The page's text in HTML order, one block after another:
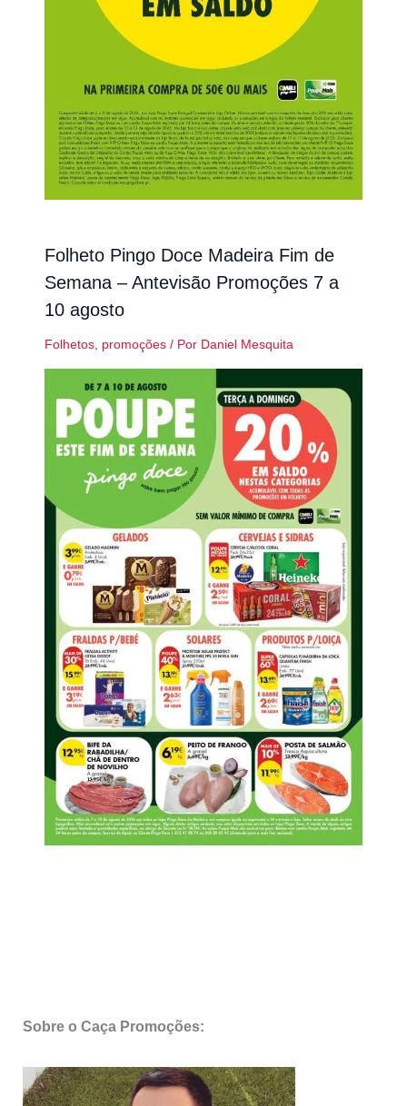
Folheto Pingo Doce Madeira Fim de
Semana – Antevisão Promoções 7 a
10 agosto
Folhetos, promoções/ Por Daniel Mesquita
Sobre o Caça Promoções: